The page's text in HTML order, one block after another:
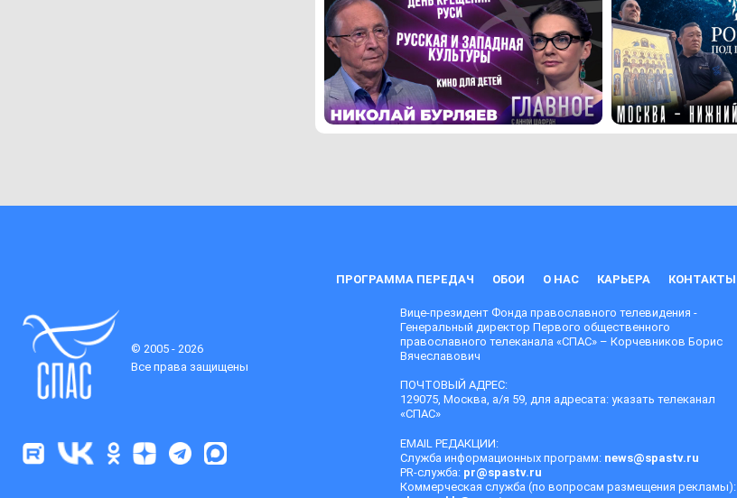
ПРОГРАММА ПЕРЕДАЧ ОБОИ О НАС КАРЬЕРА КОНТАКТЫ
© 2005 - 2026
Все права защищены
Вице-президент Фонда православного телевидения -
Генеральный директор Первого общественного
православного телеканала «СПАС» – Корчевников Борис
Вячеславович
ПОЧТОВЫЙ АДРЕС:
129075, Москва, а/я 59, для адресата: указать телеканал
«СПАС»
EMAIL РЕДАКЦИИ:
Служба информационных программ: news@spastv.ru
PR-служба: pr@spastv.ru
Коммерческая служба (по вопросам размещения рекламы):